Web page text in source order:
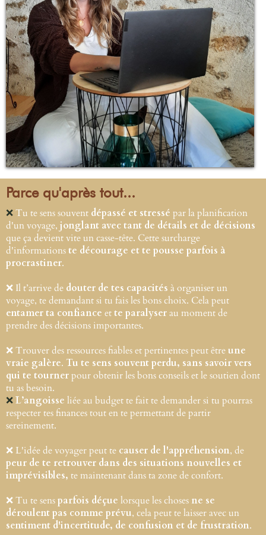
Parce qu'après tout...
❌Tu te sens souvent dépassé et stressé par la planification
d'un voyage, jonglant avec tant de détails et de décisions
que ça devient vite un casse-tête. Cette surcharge
d'informationste décourage et te pousse parfois à
procrastiner.
❌ Il t’arrive de douter de tes capacités à organiser un
voyage, te demandant si tu fais les bons choix. Cela peut
entamer ta confiance ette paralyserau moment de
prendre des décisions importantes.
❌ Trouver des ressources fiables et pertinentes peut êtreune
vraie galère. Tu te sens souvent perdu, sans savoir vers
qui te tournerpour obtenir les bons conseils et le soutien dont
tu as besoin.
❌L’angoisse liée au budget te fait te demander si tu pourras
respecter tes finances tout en te permettant de partir
sereinement.
❌ L'idée de voyager peut te causer de l'appréhension, de
peur de te retrouver dans des situations nouvelles et
imprévisibles, te maintenant dans ta zone de confort.
❌ Tu te sensparfois déçue lorsque les choses ne se
déroulent pas comme prévu, cela peut te laisser avec un
sentiment d'incertitude, de confusion et de frustration.